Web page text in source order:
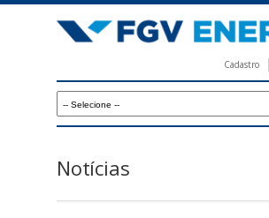
para
principal
V
Cadastro
Notícias